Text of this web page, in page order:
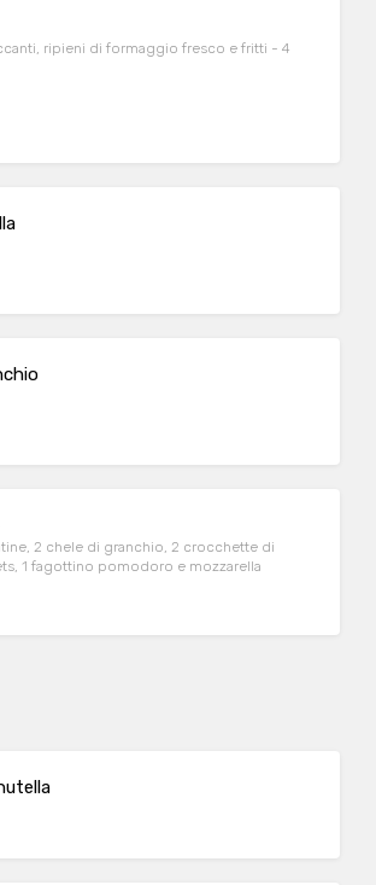
ripieni di formaggio fresco e fritti - 4
2 chele di granchio, 2 crocchette di
1 fagottino pomodoro e mozzarella